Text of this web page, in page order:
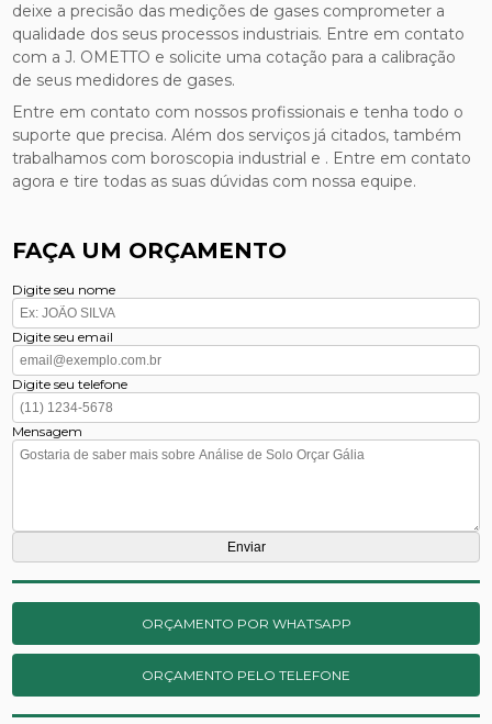
deixe a precisão das medições de gases comprometer a
qualidade dos seus processos industriais. Entre em contato
com a J. OMETTO e solicite uma cotação para a calibração
de seus medidores de gases.
Entre em contato com nossos profissionais e tenha todo o
suporte que precisa. Além dos serviços já citados, também
trabalhamos com boroscopia industrial e . Entre em contato
agora e tire todas as suas dúvidas com nossa equipe.
FAÇA UM ORÇAMENTO
Digite seu nome
Digite seu email
Digite seu telefone
Mensagem
ORÇAMENTO POR WHATSAPP
ORÇAMENTO PELO TELEFONE